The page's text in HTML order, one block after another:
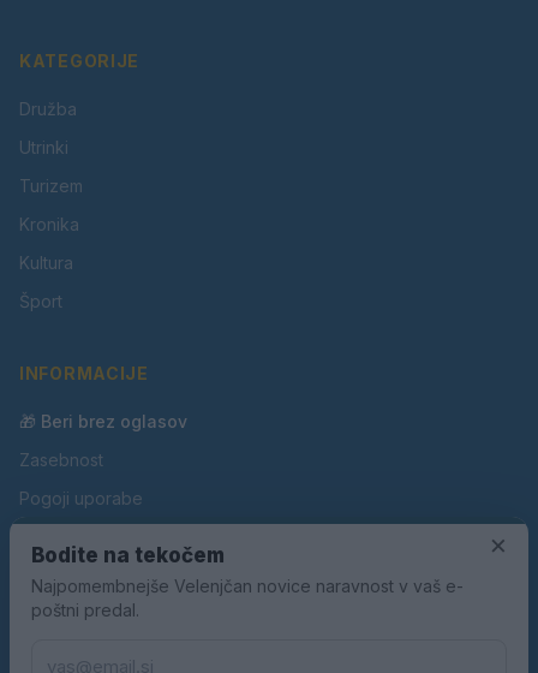
KATEGORIJE
Družba
Utrinki
Turizem
Kronika
Kultura
Šport
INFORMACIJE
🎁 Beri brez oglasov
Zasebnost
Pogoji uporabe
Oglaševanje
Kontakt
×
Bodite na tekočem
Najpomembnejše Velenjčan novice naravnost v vaš e-
poštni predal.